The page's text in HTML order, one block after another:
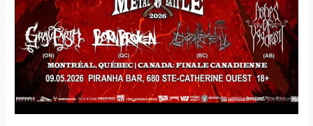
Canada
annonce
sa
finale
nationale
2026